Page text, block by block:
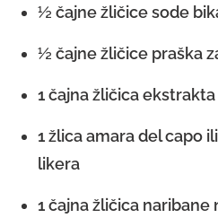
½ čajne žličice sode
½ čajne žličice praška
1 čajna žličica
1 žlica amara del capo
likera
1 čajna žličica